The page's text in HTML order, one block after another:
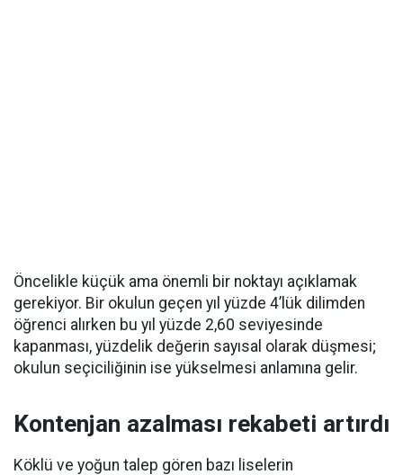
Öncelikle küçük ama önemli bir noktayı açıklamak
gerekiyor. Bir okulun geçen yıl yüzde 4’lük dilimden
öğrenci alırken bu yıl yüzde 2,60 seviyesinde
kapanması, yüzdelik değerin sayısal olarak düşmesi;
okulun seçiciliğinin ise yükselmesi anlamına gelir.
Kontenjan azalması rekabeti artırdı
Köklü ve yoğun talep gören bazı liselerin